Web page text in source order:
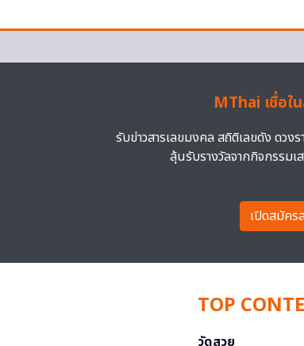
MThai เชื่อใ
รับข่าวสารเลขมงคล สถิติเลขดัง ดวง
ลุ้นรับรางวัลจากกิจกรรม
เปิดสมัคร
TOP
วัดสวย